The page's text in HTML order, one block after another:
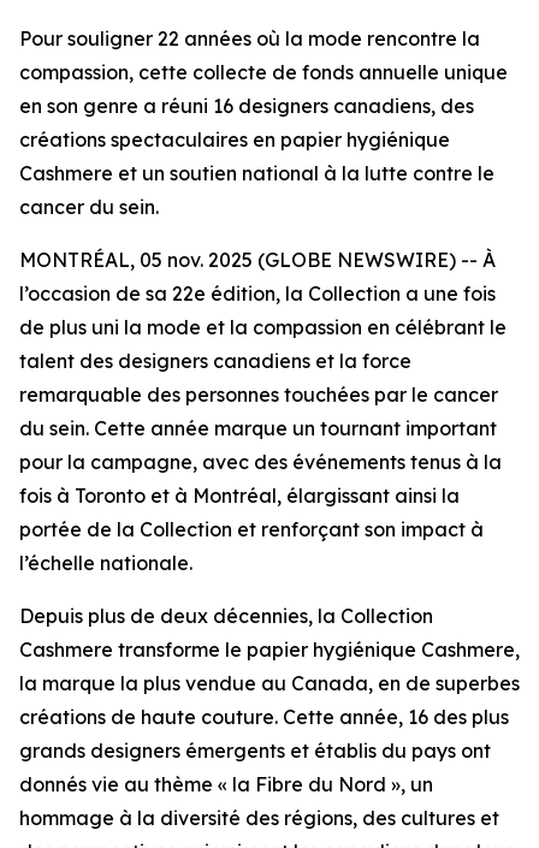
Pour souligner 22 années où la mode rencontre la
compassion, cette collecte de fonds annuelle unique
en son genre a réuni 16 designers canadiens, des
créations spectaculaires en papier hygiénique
Cashmere et un soutien national à la lutte contre le
cancer du sein.
MONTRÉAL, 05 nov. 2025 (GLOBE NEWSWIRE) -- À
l’occasion de sa 22e édition, la Collection a une fois
de plus uni la mode et la compassion en célébrant le
talent des designers canadiens et la force
remarquable des personnes touchées par le cancer
du sein. Cette année marque un tournant important
pour la campagne, avec des événements tenus à la
fois à Toronto et à Montréal, élargissant ainsi la
portée de la Collection et renforçant son impact à
l’échelle nationale.
Depuis plus de deux décennies, la Collection
Cashmere transforme le papier hygiénique Cashmere,
la marque la plus vendue au Canada, en de superbes
créations de haute couture. Cette année, 16 des plus
grands designers émergents et établis du pays ont
donnés vie au thème « la Fibre du Nord », un
hommage à la diversité des régions, des cultures et